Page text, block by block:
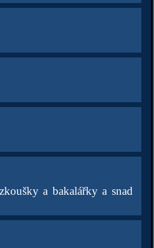
a bakalářky a snad